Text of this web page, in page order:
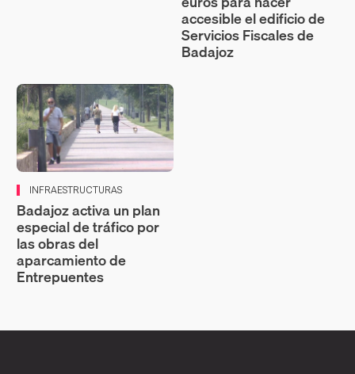
accesible el edificio de
Servicios Fiscales de
Badajoz
INFRAESTRUCTURAS
Badajoz activa un plan
especial de tráfico por
las obras del
aparcamiento de
Entrepuentes